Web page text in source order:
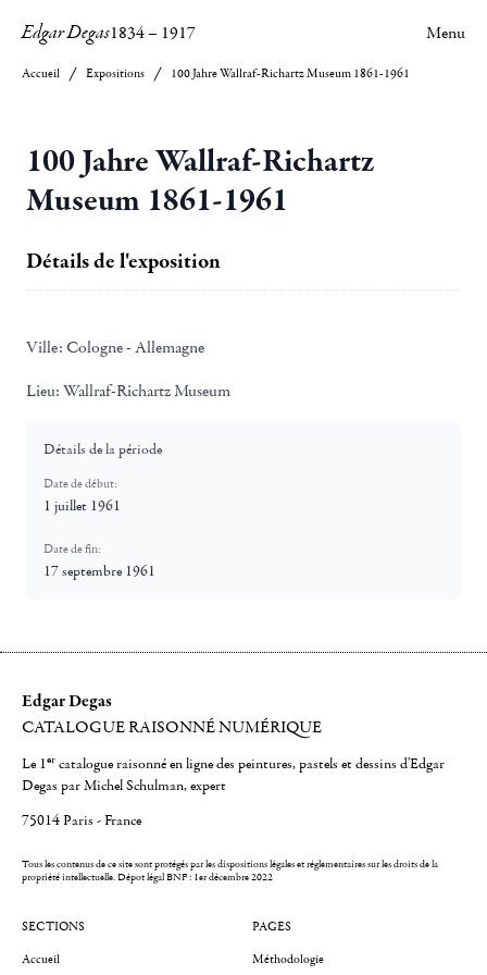
Edgar Degas1834– 1917 Menu
Accueil Expositions 100 Jahre Wallraf-Richartz Museum 1861-1961
100 Jahre Wallraf-Richartz
Museum 1861-1961
Détails de l'exposition
Ville: Cologne - Allemagne
Lieu: Wallraf-Richartz Museum
Détails de la période
Date de début:
1 juillet 1961
Date de fin:
17 septembre 1961
Edgar Degas
CATALOGUE RAISONNÉ NUMÉRIQUE
Le 1er catalogue raisonné en ligne des peintures, pastels et dessins d'Edgar
Degas par Michel Schulman, expert
75014 Paris - France
Tous les contenus de ce site sont protégés par les dispositions légales et réglementaires sur les droits de la
propriété intellectuelle.Dépot légal BNF : 1er décembre 2022
SECTIONS
Accueil
PAGES
Méthodologie